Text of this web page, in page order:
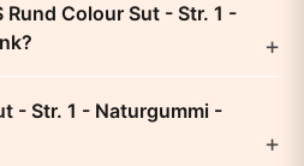
Rund Colour Sut - Str. 1 -
- Str. 1 - Naturgummi -